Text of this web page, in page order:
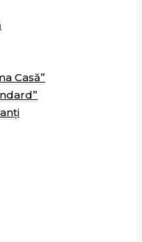
Casă”